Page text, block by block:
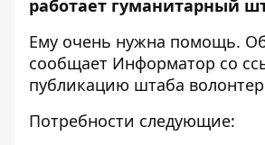
работает гуманитарный
Ему очень нужна помощь.
сообщает Информатор со
публикацию штаба
Потребности следующие: